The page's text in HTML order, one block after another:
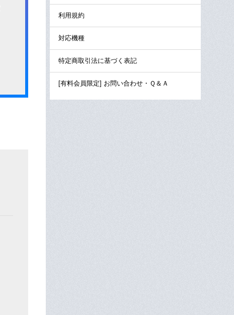
利用規約
対応機種
特定商取引法に基づく表記
[有料会員限定] お問い合わせ・Ｑ＆Ａ